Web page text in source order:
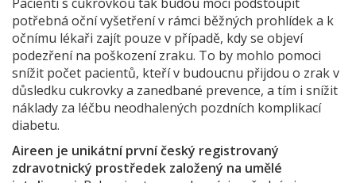
potřebná oční vyšetření v rámci běžných prohlídek a k
očnímu lékaři zajít pouze v případě, kdy se objeví
podezření na poškození zraku. To by mohlo pomoci
snížit počet pacientů, kteří v budoucnu přijdou o zrak v
důsledku cukrovky a zanedbané prevence, a tím i snížit
náklady za léčbu neodhalených pozdních komplikací
diabetu.
Aireen je unikátní první český registrovaný
zdravotnický prostředek založený na umělé